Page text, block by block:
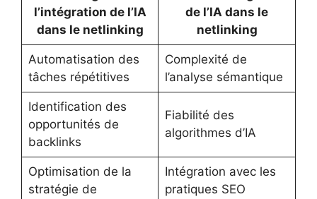
l’intégration de l’IA
dans le netlinking
de l’IA dans le
netlinking
Automatisation des
tâches répétitives
Complexité de
l’analyse sémantique
Identification des
opportunités de
backlinks
Fiabilité des
algorithmes d’IA
Optimisation de la
stratégie de
Intégration avec les
pratiques SEO